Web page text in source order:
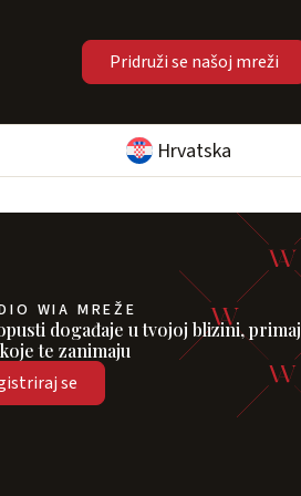
Pridruži se našoj mreži
Hrvatska
WIA MREŽE
događaje u tvojoj blizini, primaj
te zanimaju
se